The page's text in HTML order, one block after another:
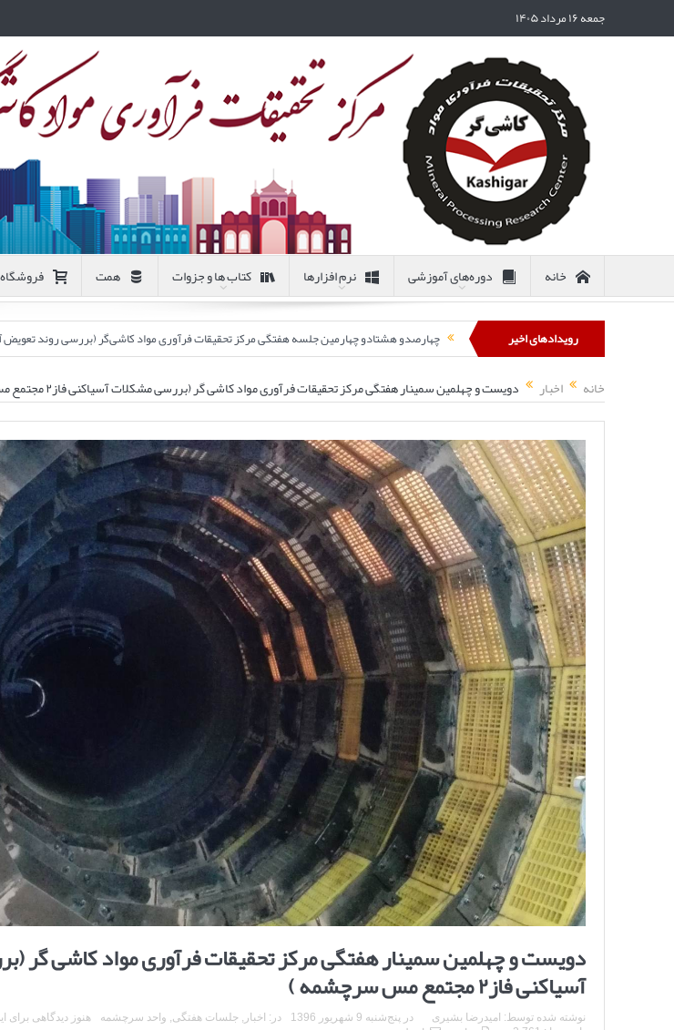
جمعه ۱۶ مرداد ۱۴۰۵
خانه دوره‌های آموزشی نرم افزارها کتاب ها و جزوات همت فروشگاه
رویدادهای اخیر چهارصدو هشتادو چهارمین جلسه هفتگی مرکز تحقیقات فرآوری مواد کاشی‌گر (بررسی روند تعویض آسترهای آسیاهای نیمه خودشکن
خانه اخبار دویست و چهلمین سمینار هفتگی مرکز تحقیقات فرآوری مواد کاشی گر (بررسی مشکلات آسیاکنی فاز۲ مجتمع مس سرچشمه )
دویست و چهلمین سمینار هفتگی مرکز تحقیقات فرآوری مواد کاشی گر
آسیاکنی فاز۲ مجتمع مس سرچشمه )
نوشته شده توسط: امیدرضا بشیری در پنج‌شنبه 9 شهریور 1396 در: اخبار ,جلسات هفتگی واحد سرچشمه
هنوز دیدگاهی برای